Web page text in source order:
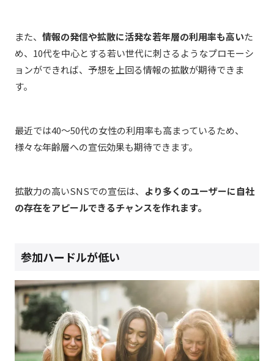
また、 情報の発信や拡散に活発な若年層の利用率も高いた
め、10代を中心とする若い世代に刺さるようなプロモーシ
ョンができれば、予想を上回る情報の拡散が期待できま
す。
最近では40～50代の女性の利用率も高まっているため、
様々な年齢層への宣伝効果も期待できます。
拡散力の高いSNSでの宣伝は、 より多くのユーザーに自社
の存在をアピールできるチャンスを作れます。
参加ハードルが低い